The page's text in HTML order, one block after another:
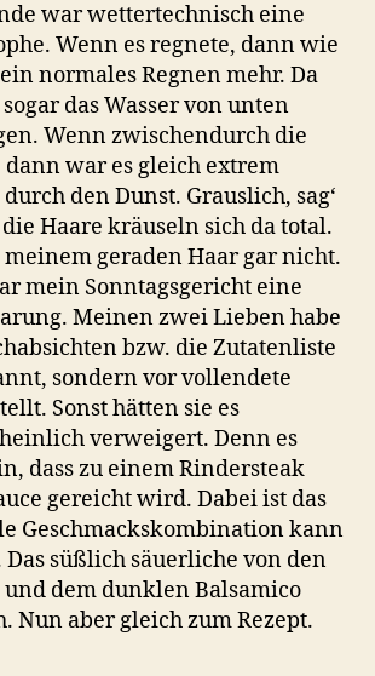
war wettertechnisch eine
Wenn es regnete, dann wie
normales Regnen mehr. Da
das Wasser von unten
Wenn zwischendurch die
dann war es gleich extrem
den Dunst. Grauslich, sag‘
Haare kräuseln sich da total.
geraden Haar gar nicht.
mein Sonntagsgericht eine
Meinen zwei Lieben habe
bzw. die Zutatenliste
sondern vor vollendete
Sonst hätten sie es
verweigert. Denn es
dass zu einem Rindersteak
gereicht wird. Dabei ist das
Geschmackskombination kann
Das süßlich säuerliche von den
dem dunklen Balsamico
Nun aber gleich zum Rezept.